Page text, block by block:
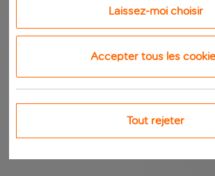
Laissez-moi choisir
Accepter tous les
Tout rejeter